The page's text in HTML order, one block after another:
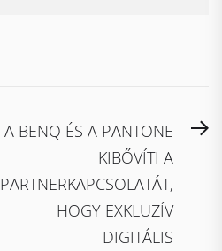
A BENQ ÉS A PANTONE
KIBŐVÍTI A
PARTNERKAPCSOLATÁT,
HOGY EXKLUZÍV
DIGITÁLIS